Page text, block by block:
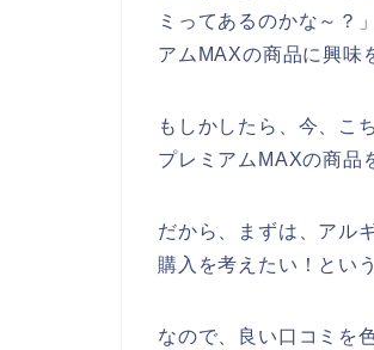
ミってあるのかな～？
アムMAXの商品に興味
もしかしたら、今、こ
プレミアムMAXの商品
だから、まずは、アル
購入を考えたい！とい
なので、良い口コミを